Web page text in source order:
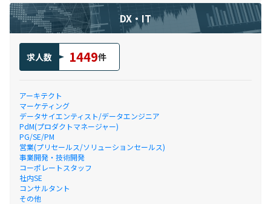
DX・IT
求人数 1449件
アーキテクト
マーケティング
データサイエンティスト/データエンジニア
PdM(プロダクトマネージャー)
PG/SE/PM
営業(プリセールス/ソリューションセールス)
事業開発・技術開発
コーポレートスタッフ
社内SE
コンサルタント
その他